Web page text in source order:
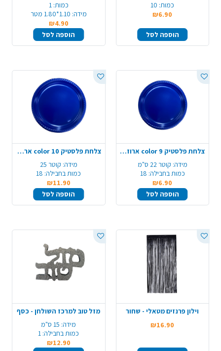
כמות: 10
₪6.90
הוספה לסל
כמות: 1
מידה: 1.10*1.80 מטר
₪4.90
הוספה לסל
צלחת פלסטיק 9 color ארוז 18 יח'- כחול
מידה: קוטר 22 ס"מ
כמות בחבילה: 18
₪6.90
הוספה לסל
צלחת פלסטיק 10 color ארוז 18 יח' - כחול
מידה: קוטר 25
כמות בחבילה: 18
₪11.90
הוספה לסל
וילון פרנזים מטאלי - שחור
₪16.90
מזל טוב למרכז השולחן - כסף
מידה: 15 ס"מ
כמות בחבילה: 1
₪12.90